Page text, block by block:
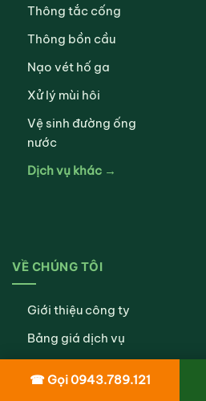
Thông tắc cống
Thông bồn cầu
Nạo vét hố ga
Xử lý mùi hôi
Vệ sinh đường ống
nước
Dịch vụ khác →
VỀ CHÚNG TÔI
Giới thiệu công ty
Bảng giá dịch vụ
☎ Gọi 0943.789.121